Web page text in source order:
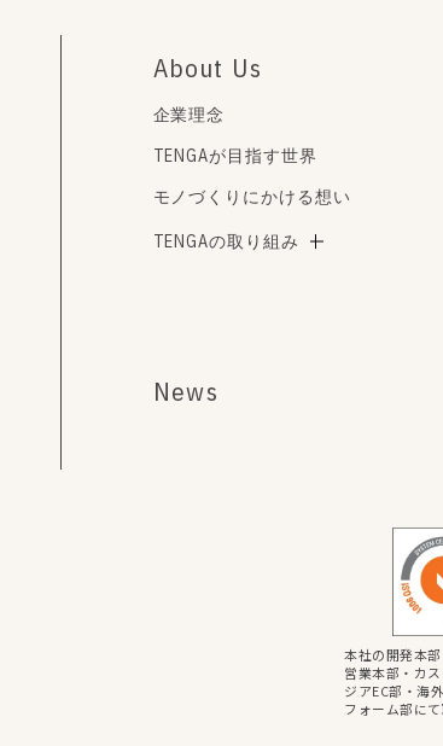
About Us
企業理念
TENGAが目指す世界
モノづくりにかける想い
TENGAの取り組み
News
本社の開発本
営業本部・カ
ジアEC部・海
フォーム部に